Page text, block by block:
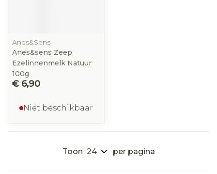
Anes&Sens
Anes&sens Zeep
Ezelinnenmelk Natuur
100g
€ 6,90
Niet beschikbaar
Toon per pagina